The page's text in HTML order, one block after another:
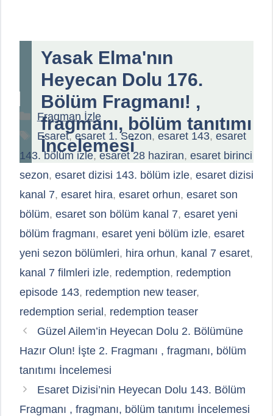
Yasak Elma'nın
Heyecan Dolu 176.
Bölüm Fragmanı! ,
fragmanı, bölüm tanıtımı
İncelemesi
Kategoriler
Fragman İzle
Etiketler
Esaret,esaret 1. Sezon, esaret 143, esaret
143. bölüm izle, esaret 28 haziran, esaret birinci
sezon, esaret dizisi 143. bölüm izle, esaret dizisi
kanal 7, esaret hira, esaret orhun, esaret son
bölüm, esaret son bölüm kanal 7, esaret yeni
bölüm fragmanı, esaret yeni bölüm izle, esaret
yeni sezon bölümleri, hira orhun, kanal 7 esaret,
kanal 7 filmleri izle, redemption, redemption
episode 143, redemption new teaser,
redemption serial, redemption teaser
Güzel Ailem’in Heyecan Dolu 2. Bölümüne
Hazır Olun! İşte 2. Fragmanı , fragmanı, bölüm
tanıtımı İncelemesi
Esaret Dizisi’nin Heyecan Dolu 143. Bölüm
Fragmanı , fragmanı, bölüm tanıtımı İncelemesi